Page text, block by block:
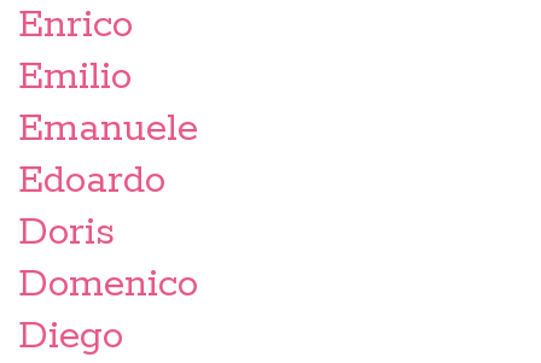
Enrico
Emilio
Emanuele
Edoardo
Doris
Domenico
Diego